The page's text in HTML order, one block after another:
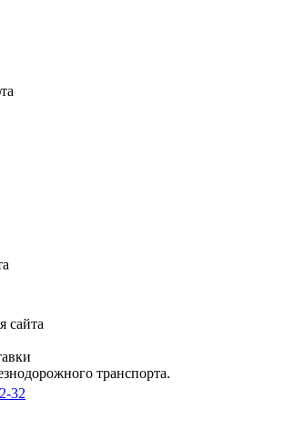
сайта
транспорта.
32